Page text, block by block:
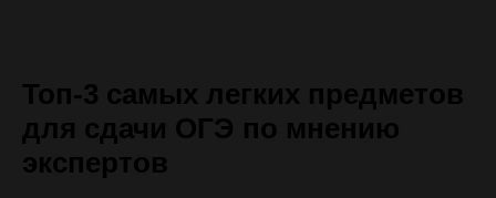
Топ-3 самых легких предметов
для сдачи ОГЭ по мнению
экспертов